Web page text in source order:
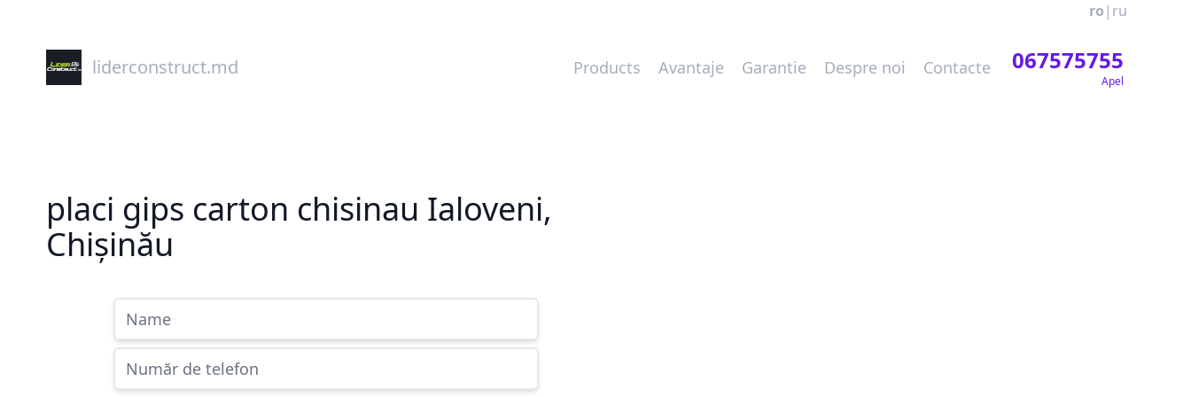
ro | ru
liderconstruct.md Products Avantaje Garantie Despre noi Contacte 067575755
Apel
placi gips carton chisinau Ialoveni,
Chișinău